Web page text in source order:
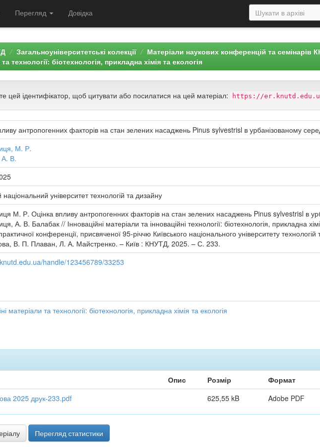
Перегляд Довідка
Загальноуніверситетські колекції Матеріали наукових конференцій та семінарів
технології: біотехнологія, прикладна хімія та екологія
цей ідентифікатор, щоб цитувати або посилатися на цей матеріал: https://
антропогенних факторів на стан зелених насаджень Pinus sylvestrisl в урбанізованому
М. Р.
А. В.
національний університет технологій та дизайну
М. Р. Оцінка впливу антропогенних факторів на стан зелених насаджень Pinus sylvestrisl в
А. В. Балабак // Інноваційні матеріали та інноваційні технології: біотехнологія, прикладна
конференції, присвяченої 95-річчю Київського національного університету
В. П. Плаван, Л. А. Майстренко. – Київ : КНУТД, 2025. – С. 233.
handle/123456789/33253
матеріали та технології: біотехнологія, прикладна хімія та екологія
Опис Розмір
Формат
2025 друк-233.pdf
625,55 kB Adobe PDF
Перегляд статистики